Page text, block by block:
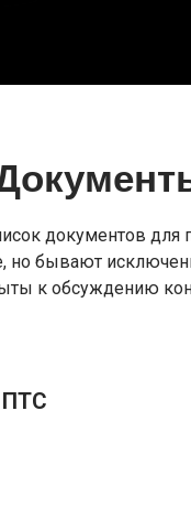
документов для
но бывают
к обсуждению
ПТС